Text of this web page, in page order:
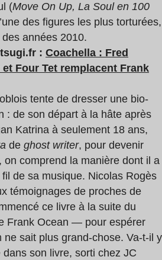
(Move On Up, La Soul en 100
des figures les plus torturées,
années 2010.
: Coachella : Fred
Four Tet remplacent Frank
tente de dresser une bio-
: de son départ à la hâte après
Katrina à seulement 18 ans,
de ghost writer, pour devenir
on comprend la manière dont il a
de sa musique. Nicolas Rogès
témoignages de proches de
ce livre à la suite du
Frank Ocean — pour espérer
ne sait plus grand-chose. Va-t-il y
son livre, sorti chez JC